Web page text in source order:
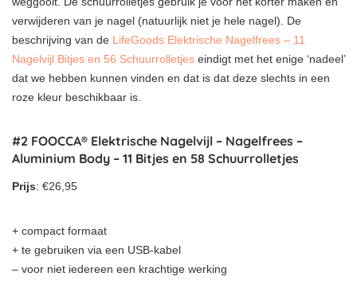
verwijderen van je nagel (natuurlijk niet je hele nagel). De
beschrijving van de LifeGoods Elektrische Nagelfrees – 11
Nagelvijl Bitjes en 56 Schuurrolletjes eindigt met het enige ‘nadeel’
dat we hebben kunnen vinden en dat is dat deze slechts in een
roze kleur beschikbaar is.
#2 FOOCCA® Elektrische Nagelvijl – Nagelfrees –
Aluminium Body – 11 Bitjes en 58 Schuurrolletjes
Prijs: €26,95
+ compact formaat
+ te gebruiken via een USB-kabel
– voor niet iedereen een krachtige werking